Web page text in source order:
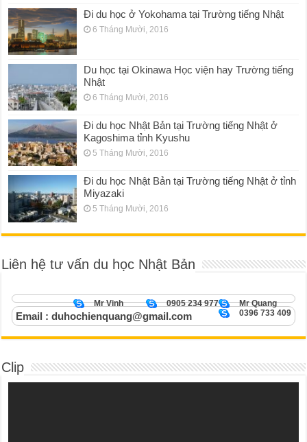
Đi du học ở Yokohama tại Trường tiếng Nhật
6 Tháng Mười, 2016
Du học tại Okinawa Học viện hay Trường tiếng
Nhật
6 Tháng Mười, 2016
Đi du học Nhật Bản tại Trường tiếng Nhật ở
Kagoshima tỉnh Kyushu
5 Tháng Mười, 2016
Đi du học Nhật Bản tại Trường tiếng Nhật ở tỉnh
Miyazaki
5 Tháng Mười, 2016
Liên hệ tư vấn du học Nhật Bản
Mr Quang
0905 234 977
Mr Vinh
0396 733 409
Email : duhochienquang@gmail.com
Clip